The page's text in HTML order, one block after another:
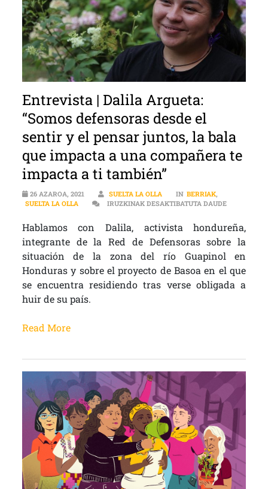
Entrevista | Dalila Argueta:
“Somos defensoras desde el
sentir y el pensar juntos, la bala
que impacta a una compañera te
impacta a ti también”
26 AZAROA, 2021 SUELTA LA OLLA IN BERRIAK,
SUELTA LA OLLA
IRUZKINAK DESAKTIBATUTA DAUDE
Hablamos con Dalila, activista hondureña,
integrante de la Red de Defensoras sobre la
situación de la zona del río Guapinol en
Honduras y sobre el proyecto de Basoa en el que
se encuentra residiendo tras verse obligada a
huir de su país.
Read More